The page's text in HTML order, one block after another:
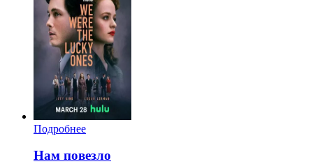
Подробнее
Нам повезло